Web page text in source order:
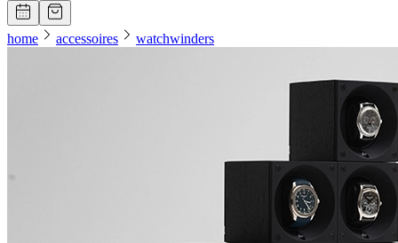
home accessoires watchwinders